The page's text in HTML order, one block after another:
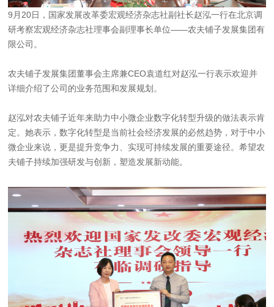
9月20日，国家发展改革委宏观经济杂志社副社长赵泓一行在北京调
研考察宏观经济杂志社理事会副理事长单位——农夫铺子发展集团有
限公司。
农夫铺子发展集团董事会主席兼CEO袁道红对赵泓一行表示欢迎并
详细介绍了公司的业务范围和发展规划。
赵泓对农夫铺子近年来助力中小微企业数字化转型升级的做法表示肯
定。她表示，数字化转型是当前社会经济发展的必然趋势，对于中小
微企业来说，更是提升竞争力、实现可持续发展的重要途径。希望农
夫铺子持续加强研发与创新，塑造发展新动能。